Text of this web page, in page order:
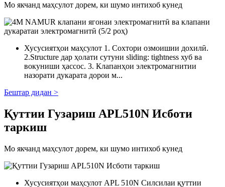
Мо якчанд маҳсулот дорем, ки шумо интихоб кунед
Хусусиятҳои маҳсулот 1. Сохтори озмоишии дохилӣ.
2.Structure дар ҳолати сутуни sliding: tightness хуб ва
вокуниши ҳассос. 3. Клапанҳои электромагнитии
назорати дукарата дорои м...
Бештар дидан >
Қуттии Гузариш APL510N Исботи
таркиш
Мо якчанд маҳсулот дорем, ки шумо интихоб кунед
Хусусиятҳои маҳсулот APL 510N Силсилаи қуттии